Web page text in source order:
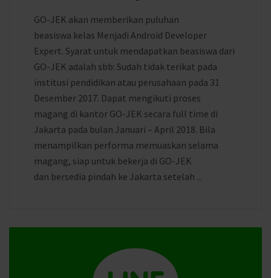
GO-JEK akan memberikan puluhan
beasiswa kelas Menjadi Android Developer
Expert. Syarat untuk mendapatkan beasiswa dari
GO-JEK adalah sbb: Sudah tidak terikat pada
institusi pendidikan atau perusahaan pada 31
Desember 2017. Dapat mengikuti proses
magang di kantor GO-JEK secara full time di
Jakarta pada bulan Januari – April 2018. Bila
menampilkan performa memuaskan selama
magang, siap untuk bekerja di GO-JEK
dan bersedia pindah ke Jakarta setelah ...